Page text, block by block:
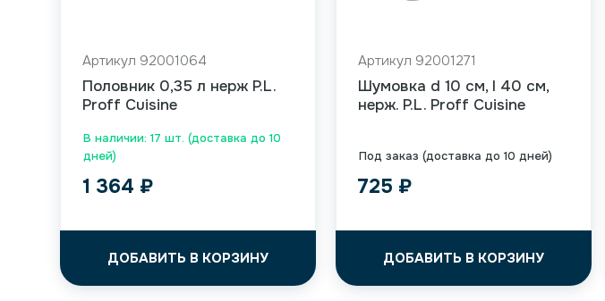
В наличии: 17 шт. (доставка до 10
дней)
Артикул 92001064
Половник 0,35 л нерж P.L.
Proff Cuisine
1 364 ₽
ДОБАВИТЬ В КОРЗИНУ
Под заказ (доставка до 10 дней)
Артикул 92001271
Шумовка d 10 см, l 40 см,
нерж. P.L. Proff Cuisine
725 ₽
ДОБАВИТЬ В КОРЗИНУ